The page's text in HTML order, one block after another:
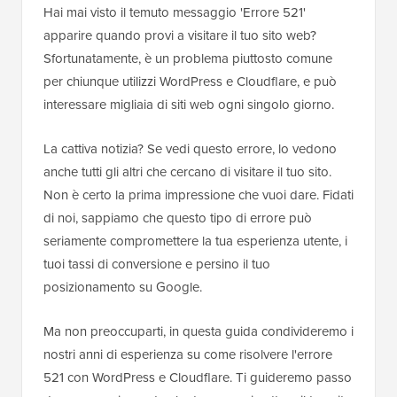
Hai mai visto il temuto messaggio 'Errore 521'
apparire quando provi a visitare il tuo sito web?
Sfortunatamente, è un problema piuttosto comune
per chiunque utilizzi WordPress e Cloudflare, e può
interessare migliaia di siti web ogni singolo giorno.
La cattiva notizia? Se vedi questo errore, lo vedono
anche tutti gli altri che cercano di visitare il tuo sito.
Non è certo la prima impressione che vuoi dare. Fidati
di noi, sappiamo che questo tipo di errore può
seriamente compromettere la tua esperienza utente, i
tuoi tassi di conversione e persino il tuo
posizionamento su Google.
Ma non preoccuparti, in questa guida condivideremo i
nostri anni di esperienza su come risolvere l'errore
521 con WordPress e Cloudflare. Ti guideremo passo